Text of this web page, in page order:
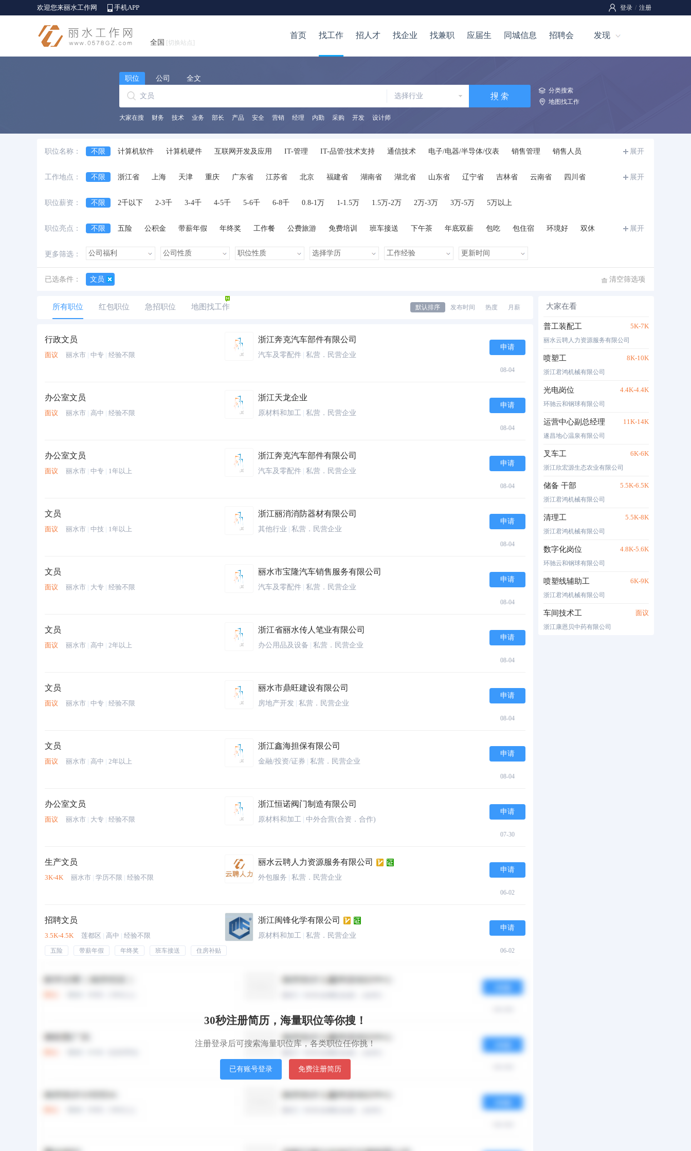
欢迎您来丽水工作网 手机APP 登录 / 注册
全国 [切换站点]
首页 找工作 招人才 找企业 找兼职 应届生 同城信息 招聘会 发现
职位 公司 全文
选择行业
分类搜索
地图找工作
大家在搜 财务 技术 业务 部长 产品 安全 营销 经理 内勤 采购 开发 设计师
职位名称： 不限 计算机软件 计算机硬件 互联网开发及应用 IT-管理 IT-品管/技术支持 通信技术 电子/电器/半导体/仪表 销售管理
销售人员
服装/纺织/皮革
采购 贸易 物流/仓储 生物/制药/医疗器械 化工 医院/医疗/护理 广告 公关/媒介 市场/营销 影视/媒体
写作/出版/印刷
艺术/设计
建筑工程 房地产 物业管理 人力资源 高级管理 行政/后勤 咨询/顾问 律师/法务 教师 培训
展开
工作地点： 不限 浙江省 上海 天津 重庆 广东省 江苏省 北京 福建省 湖南省 湖北省 山东省 辽宁省 吉林省 云南省
四川省
台湾省
香港
展开
职位薪资： 不限 2千以下 2-3千 3-4千 4-5千 5-6千 6-8千 0.8-1万 1-1.5万 1.5万-2万 2万-3万 3万-5万 5万以上
职位亮点： 不限 五险 公积金 带薪年假 年终奖 工作餐 公费旅游 免费培训 班车接送 下午茶 年底双薪 包吃 包住宿 环境好
双休
展开
更多筛选：
已选条件： 文员 清空筛选项
所有职位 红包职位 急招职位 地图找工作 默认排序 发布时间 热度 月薪
行政文员
面议 丽水市 | 中专 | 经验不限
浙江奔克汽车部件有限公司
汽车及零配件 私营．民营企业
申请
08-04
办公室文员
面议 丽水市 | 高中 | 经验不限
浙江天龙企业
原材料和加工 私营．民营企业
申请
08-04
办公室文员
面议 丽水市 | 中专 | 1年以上
浙江奔克汽车部件有限公司
汽车及零配件 私营．民营企业
申请
08-04
文员
面议 丽水市 | 中技 | 1年以上
浙江丽消消防器材有限公司
其他行业 私营．民营企业
申请
08-04
文员
面议 丽水市 | 大专 | 经验不限
丽水市宝隆汽车销售服务有限公司
汽车及零配件 私营．民营企业
申请
08-04
文员
面议 丽水市 | 高中 | 2年以上
浙江省丽水传人笔业有限公司
办公用品及设备 私营．民营企业
申请
08-04
文员
面议 丽水市 | 中专 | 经验不限
丽水市鼎旺建设有限公司
房地产开发 私营．民营企业
申请
08-04
文员
面议 丽水市 | 高中 | 2年以上
浙江鑫海担保有限公司
金融/投资/证券 私营．民营企业
申请
08-04
办公室文员
面议 丽水市 | 大专 | 经验不限
浙江恒诺阀门制造有限公司
原材料和加工 中外合营(合资．合作)
申请
07-30
生产文员
3K-4K 丽水市 | 学历不限 | 经验不限
丽水云聘人力资源服务有限公司
外包服务 私营．民营企业
申请
06-02
招聘文员
3.5K-4.5K 莲都区 | 高中 | 经验不限
浙江闽锋化学有限公司
原材料和加工 私营．民营企业
申请
五险 带薪年假 年终奖 班车接送 住房补贴 06-02
仓库文员 浙江晶引电子科技有限公司
内勤文员 浙江振高汽车科技有限公司
云和县华泰制氧有限公司
30秒注册简历，海量职位等你搜！
注册登录后可搜索海量职位库，各类职位任你挑！
已有账号登录 免费注册简历
大家在看
普工装配工 5K-7K
丽水云聘人力资源服务有限公司
喷塑工 8K-10K
浙江君鸿机械有限公司
光电岗位 4.4K-4.4K
环驰云和钢球有限公司
运营中心副总经理 11K-14K
遂昌地心温泉有限公司
叉车工 6K-6K
浙江欣宏源生态农业有限公司
储备 干部 5.5K-6.5K
浙江君鸿机械有限公司
清理工 5.5K-8K
浙江君鸿机械有限公司
数字化岗位 4.8K-5.6K
环驰云和钢球有限公司
喷塑线辅助工 6K-9K
浙江君鸿机械有限公司
车间技术工 面议
浙江康恩贝中药有限公司